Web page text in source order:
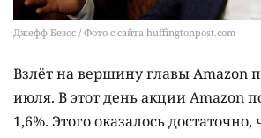
Джефф Безос / Фото с сайта huffingtonpost.com
Взлёт на вершину главы Amazon
июля. В этот день акции Amazon
1,6%. Этого оказалось достаточно,